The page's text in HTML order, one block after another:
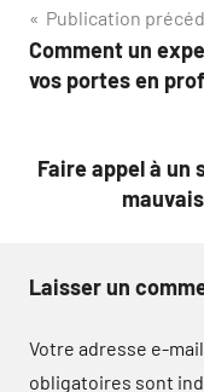
Navigation
de
Publication
Comment un
vos portes en
Faire appel à
Laisser un
Votre adresse e-
obligatoires sont